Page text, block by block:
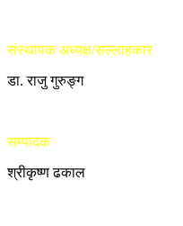
संस्थापक अध्यक्ष/सल्लाहकार
डा. राजु गुरुङ्ग
सम्पादक
श्रीकृष्ण ढकाल